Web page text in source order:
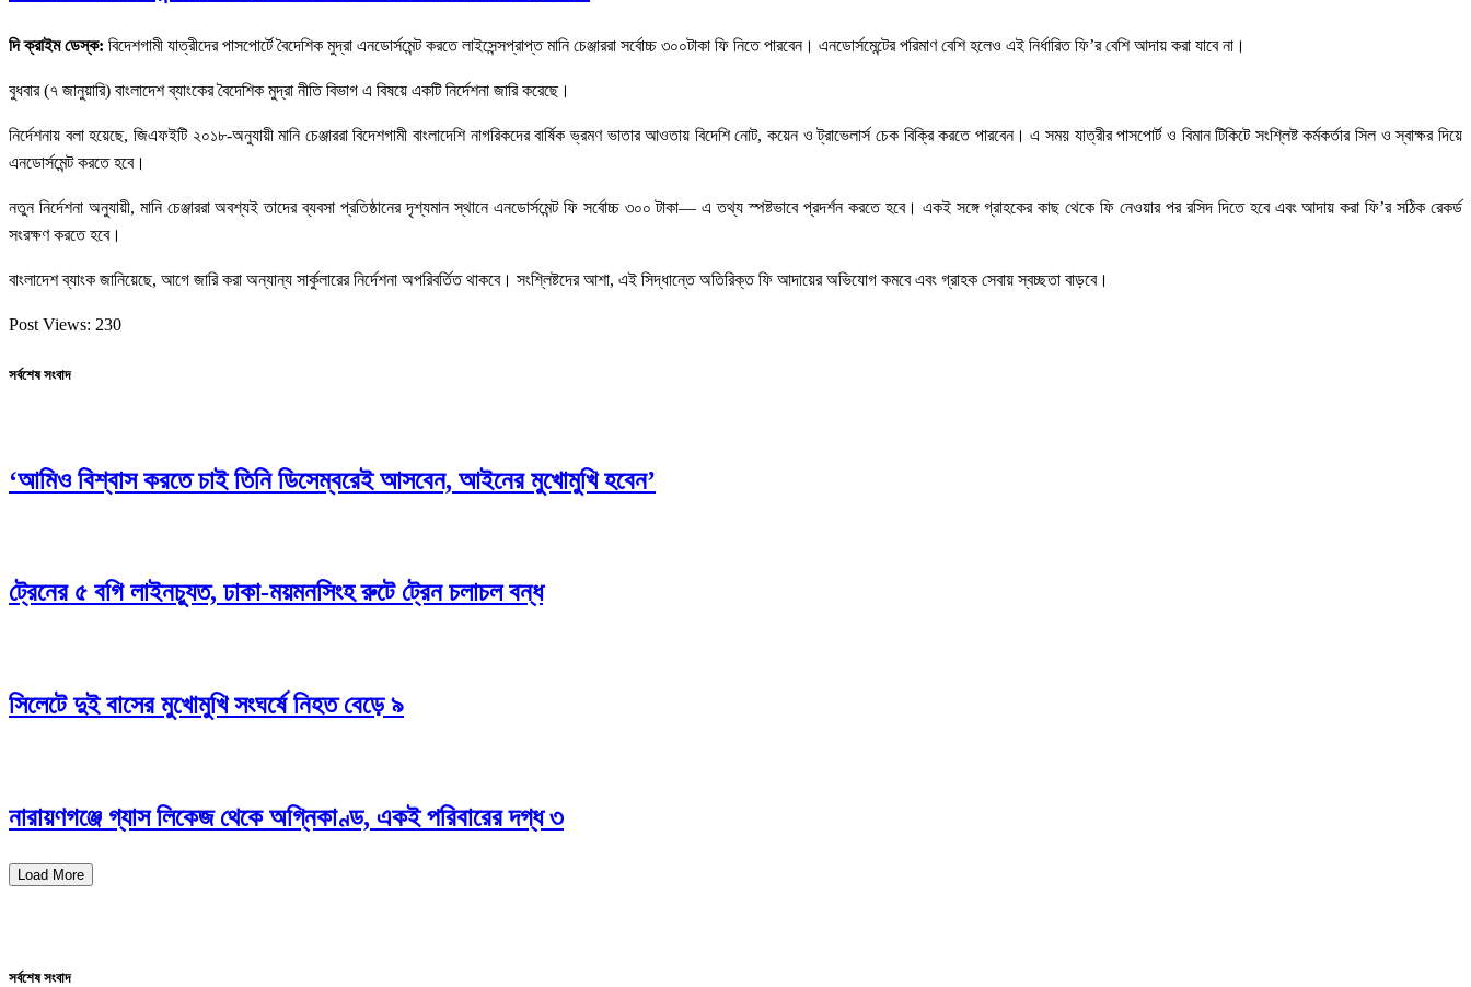
দি ক্রাইম ডেস্ক: বিদেশগামী যাত্রীদের পাসপোর্টে বৈদেশিক মুদ্রা এনডোর্সমেন্ট করতে লাইসেন্সপ্রাপ্ত মানি চেঞ্জাররা সর্বোচ্চ ৩০০টাকা ফি নিতে পারবেন। এনডোর্সমেন্টের পরিমাণ বেশি হলেও এই নির্ধারিত ফি’র বেশি আদায় করা যাবে না।
বুধবার (৭ জানুয়ারি) বাংলাদেশ ব্যাংকের বৈদেশিক মুদ্রা নীতি বিভাগ এ বিষয়ে একটি নির্দেশনা জারি করেছে।
নির্দেশনায় বলা হয়েছে, জিএফইটি ২০১৮-অনুযায়ী মানি চেঞ্জাররা বিদেশগামী বাংলাদেশি নাগরিকদের বার্ষিক ভ্রমণ ভাতার আওতায় বিদেশি নোট, কয়েন ও ট্রাভেলার্স চেক বিক্রি করতে পারবেন। এ সময় যাত্রীর পাসপোর্ট ও বিমান টিকিটে সংশ্লিষ্ট কর্মকর্তার সিল ও স্বাক্ষর দিয়ে
এনডোর্সমেন্ট করতে হবে।
নতুন নির্দেশনা অনুযায়ী, মানি চেঞ্জাররা অবশ্যই তাদের ব্যবসা প্রতিষ্ঠানের দৃশ্যমান স্থানে এনডোর্সমেন্ট ফি সর্বোচ্চ ৩০০ টাকা— এ তথ্য স্পষ্টভাবে প্রদর্শন করতে হবে। একই সঙ্গে গ্রাহকের কাছ থেকে ফি নেওয়ার পর রসিদ দিতে হবে এবং আদায় করা ফি’র সঠিক রেকর্ড
সংরক্ষণ করতে হবে।
বাংলাদেশ ব্যাংক জানিয়েছে, আগে জারি করা অন্যান্য সার্কুলারের নির্দেশনা অপরিবর্তিত থাকবে। সংশ্লিষ্টদের আশা, এই সিদ্ধান্তে অতিরিক্ত ফি আদায়ের অভিযোগ কমবে এবং গ্রাহক সেবায় স্বচ্ছতা বাড়বে।
Post Views: 230
সর্বশেষ সংবাদ
‘আমিও বিশ্বাস করতে চাই তিনি ডিসেম্বরেই আসবেন, আইনের মুখোমুখি হবেন’
ট্রেনের ৫ বগি লাইনচ্যুত, ঢাকা-ময়মনসিংহ রুটে ট্রেন চলাচল বন্ধ
সিলেটে দুই বাসের মুখোমুখি সংঘর্ষে নিহত বেড়ে ৯
নারায়ণগঞ্জে গ্যাস লিকেজ থেকে অগ্নিকাণ্ড, একই পরিবারের দগ্ধ ৩
Load More
সর্বশেষ সংবাদ